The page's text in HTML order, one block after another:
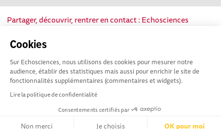
Cookies
Sur Echosciences, nous utilisons des cookies pour mesurer notre
audience, établir des statistiques mais aussi pour enrichir le site de
fonctionnalités supplémentaires (commentaires et widgets).
Lire la politique de confidentialité
Consentements certifiés par
Non merci Je choisis OK pour moi
Partager, découvrir, rentrer en contact : Echosciences
culture scientifique, technique et industrielle de la région.
Mentions légales|Politique de confidentialité|CGU
|Ligne éditoriale